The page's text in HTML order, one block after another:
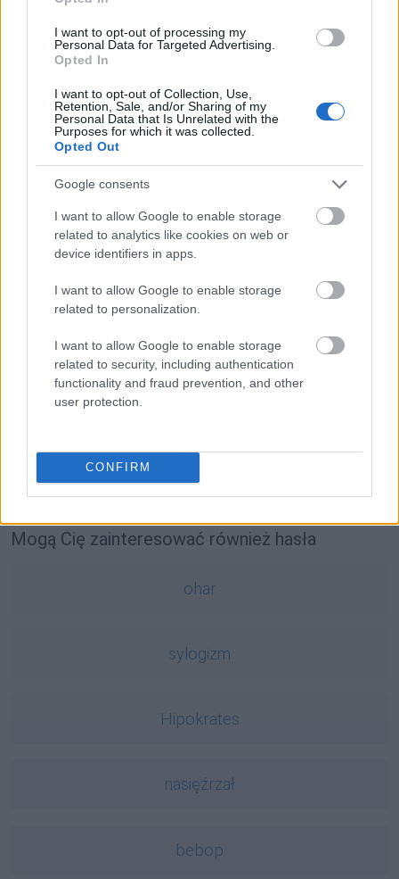
I want to opt-out of processing my
Personal Data for Targeted Advertising.
Opted In
I want to opt-out of Collection, Use,
Retention, Sale, and/or Sharing of my
Personal Data that Is Unrelated with the
Purposes for which it was collected.
Opted Out
Google consents
I want to allow Google to enable storage
related to analytics like cookies on web or
device identifiers in apps.
I want to allow Google to enable storage
related to personalization.
I want to allow Google to enable storage
related to security, including authentication
functionality and fraud prevention, and other
user protection.
CONFIRM
Pozostały wątpliwości? Brakuje czegoś w haśle?
Zobacz, co zyskują abonenci Dobrego słownika.
Często sprawdzane
Jak się nazywa rodzina zRomea i Julii?
Sylwester i jego ortografia
Co w słownikach robiErytreja?
Ciekawostki
— Znaczenie napisuRIPna nagrobkach
— Pochodzenie wyrazu
Mogą Cię zainteresować również hasła
ohar
sylogizm
Hipokrates
nasięźrzał
bebop